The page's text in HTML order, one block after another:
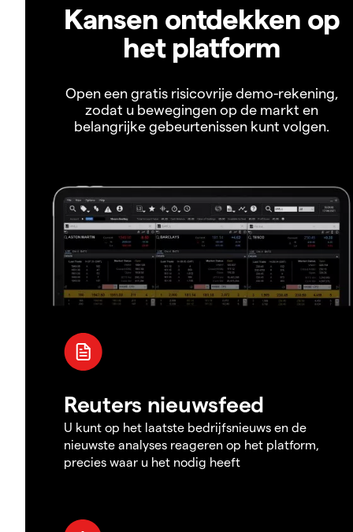
Kansen ontdekken op
het platform
Open een gratis risicovrije demo-rekening,
zodat u bewegingen op de markt en
belangrijke gebeurtenissen kunt volgen.
Reuters nieuwsfeed
U kunt op het laatste bedrijfsnieuws en de
nieuwste analyses reageren op het platform,
precies waar u het nodig heeft